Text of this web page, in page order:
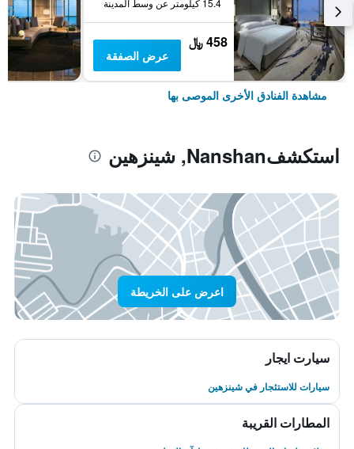
15.4 كيلومتر عن وسط المدينة
458 ﷼
عرض الصفقة
مشاهدة الفنادق الأخرى الموصى بها
استكشفNanshan, شينزهين
اعرض على الخريطة
سيارت ايجار
سيارات للاستئجار في شينزهين
المطارات القريبة